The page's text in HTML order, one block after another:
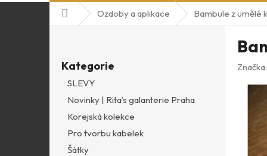
DomůOzdoby a aplikace Bambule z umělé
kategorie
Kategorie
SLEVY
Novinky | Rita’s galanterie Praha
Korejská kolekce
Pro tvorbu kabelek
Šátky
Značka: